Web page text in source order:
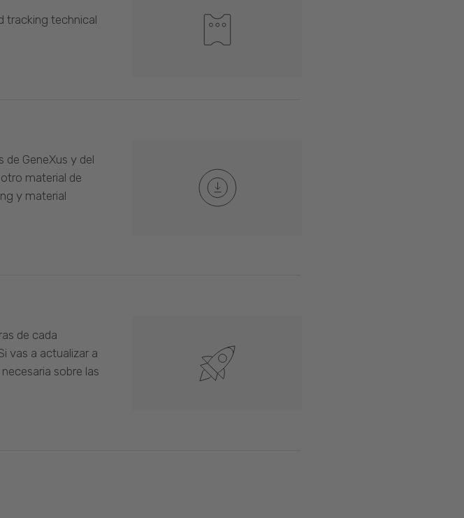
tracking technical
GeneXus y del
material de
y material
de cada
vas a actualizar a
sobre las